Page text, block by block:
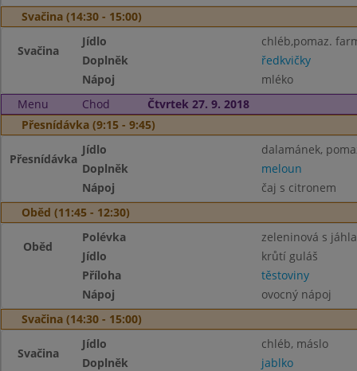
Svačina (14:30 - 15:00)
Svačina
Jídlo
chléb,pomaz.
Doplněk
ředkvičky
Nápoj
mléko
Menu
Chod
Čtvrtek 27. 9. 2018
Přesnídávka (9:15 - 9:45)
Přesnídávka
Jídlo
dalamánek,
Doplněk
meloun
Nápoj
čaj s citronem
Oběd (11:45 - 12:30)
Oběd
Polévka
zeleninová s
Jídlo
krůtí guláš
Příloha
těstoviny
Nápoj
ovocný nápoj
Svačina (14:30 - 15:00)
Svačina
Jídlo
chléb, máslo
Doplněk
jablko